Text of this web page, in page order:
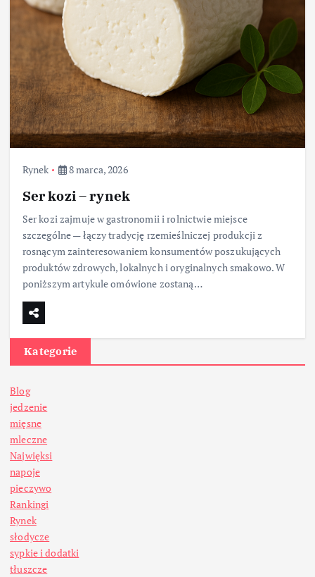
Rynek 8 marca, 2026
Ser kozi – rynek
Ser kozi zajmuje w gastronomii i rolnictwie miejsce
szczególne — łączy tradycję rzemieślniczej produkcji z
rosnącym zainteresowaniem konsumentów poszukujących
produktów zdrowych, lokalnych i oryginalnych smakowo. W
poniższym artykule omówione zostaną…
Kategorie
Blog
jedzenie
mięsne
mleczne
Najwięksi
napoje
pieczywo
Rankingi
Rynek
słodycze
sypkie i dodatki
tłuszcze